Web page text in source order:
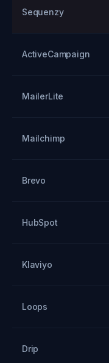
Sequenzy
ActiveCampaign
MailerLite
Mailchimp
Brevo
HubSpot
Klaviyo
Loops
Drip